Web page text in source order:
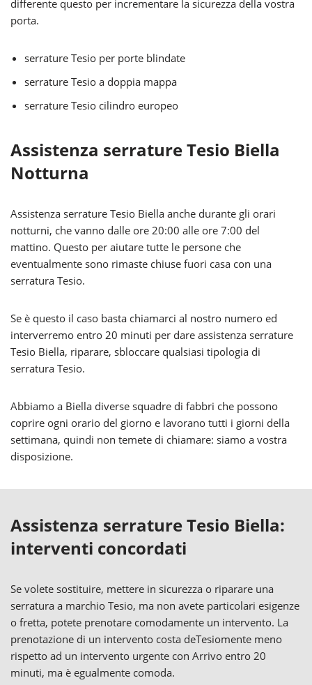
differente questo per incrementare la sicurezza della vostra
porta.
serrature Tesio per porte blindate
serrature Tesio a doppia mappa
serrature Tesio cilindro europeo
Assistenza serrature Tesio Biella
Notturna
Assistenza serrature Tesio Biella anche durante gli orari
notturni, che vanno dalle ore 20:00 alle ore 7:00 del
mattino. Questo per aiutare tutte le persone che
eventualmente sono rimaste chiuse fuori casa con una
serratura Tesio.
Se è questo il caso basta chiamarci al nostro numero ed
interverremo entro 20 minuti per dare assistenza serrature
Tesio Biella, riparare, sbloccare qualsiasi tipologia di
serratura Tesio.
Abbiamo a Biella diverse squadre di fabbri che possono
coprire ogni orario del giorno e lavorano tutti i giorni della
settimana, quindi non temete di chiamare: siamo a vostra
disposizione.
Assistenza serrature Tesio Biella:
interventi concordati
Se volete sostituire, mettere in sicurezza o riparare una
serratura a marchio Tesio, ma non avete particolari esigenze
o fretta, potete prenotare comodamente un intervento. La
prenotazione di un intervento costa deTesiomente meno
rispetto ad un intervento urgente con Arrivo entro 20
minuti, ma è egualmente comoda.